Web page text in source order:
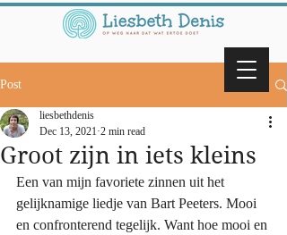
Post
Groot zijn in iets kleins
liesbethdenis
Dec 13, 2021 2 min read
Een van mijn favoriete zinnen uit het
gelijknamige liedje van Bart Peeters. Mooi
en confronterend tegelijk. Want hoe mooi en